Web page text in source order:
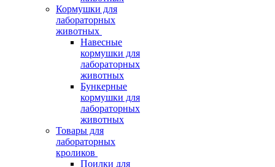
Кормушки для
лабораторных
животных
Навесные
кормушки для
лабораторных
животных
Бункерные
кормушки для
лабораторных
животных
Товары для
лабораторных
кроликов
Поилки для